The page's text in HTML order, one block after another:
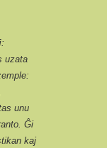
:
uzata
unu
Ĝi
kaj